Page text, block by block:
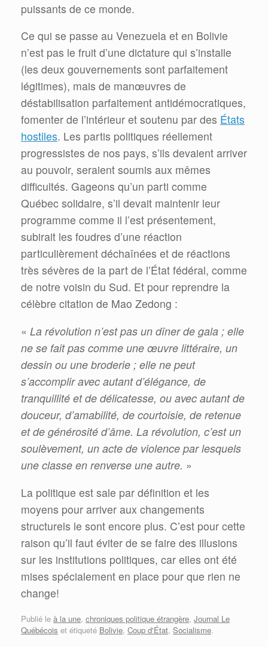
puissants de ce monde.
Ce qui se passe au Venezuela et en Bolivie
n’est pas le fruit d’une dictature qui s’installe
(les deux gouvernements sont parfaitement
légitimes), mais de manœuvres de
déstabilisation parfaitement antidémocratiques,
fomenter de l’intérieur et soutenu par des États
hostiles. Les partis politiques réellement
progressistes de nos pays, s’ils devaient arriver
au pouvoir, seraient soumis aux mêmes
difficultés. Gageons qu’un parti comme
Québec solidaire, s’il devait maintenir leur
programme comme il l’est présentement,
subirait les foudres d’une réaction
particulièrement déchaînées et de réactions
très sévères de la part de l’État fédéral, comme
de notre voisin du Sud. Et pour reprendre la
célèbre citation de Mao Zedong :
« La révolution n’est pas un dîner de gala ; elle
ne se fait pas comme une œuvre littéraire, un
dessin ou une broderie ; elle ne peut
s’accomplir avec autant d’élégance, de
tranquillité et de délicatesse, ou avec autant de
douceur, d’amabilité, de courtoisie, de retenue
et de générosité d’âme. La révolution, c’est un
soulèvement, un acte de violence par lesquels
une classe en renverse une autre. »
La politique est sale par définition et les
moyens pour arriver aux changements
structurels le sont encore plus. C’est pour cette
raison qu’il faut éviter de se faire des illusions
sur les institutions politiques, car elles ont été
mises spécialement en place pour que rien ne
change!
Publié le à la une, chroniques politique étrangère, Journal Le
Québécois et étiqueté Bolivie, Coup d'État, Socialisme.